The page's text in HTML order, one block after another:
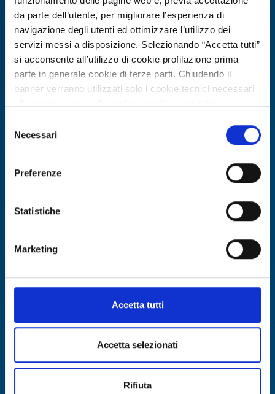
da parte dell’utente, per migliorare l’esperienza di
navigazione degli utenti ed ottimizzare l’utilizzo dei
servizi messi a disposizione. Selezionando “Accetta tutti”
si acconsente all’utilizzo di cookie profilazione prima
parte in generale cookie di terze parti. Chiudendo il
banner verranno utilizzati solo i cookie tecnici necessari
Per conoscere i dettagli, consulta la nostra cookie policy.
https://www.openinnovation.regione.lombardia.it/it/co
https://www.openinnovation.regione.lombardia.it/it/pr
delNecessari
Preferenze
Statistiche
Marketing
Accetta tutti
Accetta selezionati
Rifiuta
R&D Partner search
Partner clinici cercasi per raccolta
dati su invecchiamento materno e
ID: RDRLU20260626015
DISCOVER MORE →